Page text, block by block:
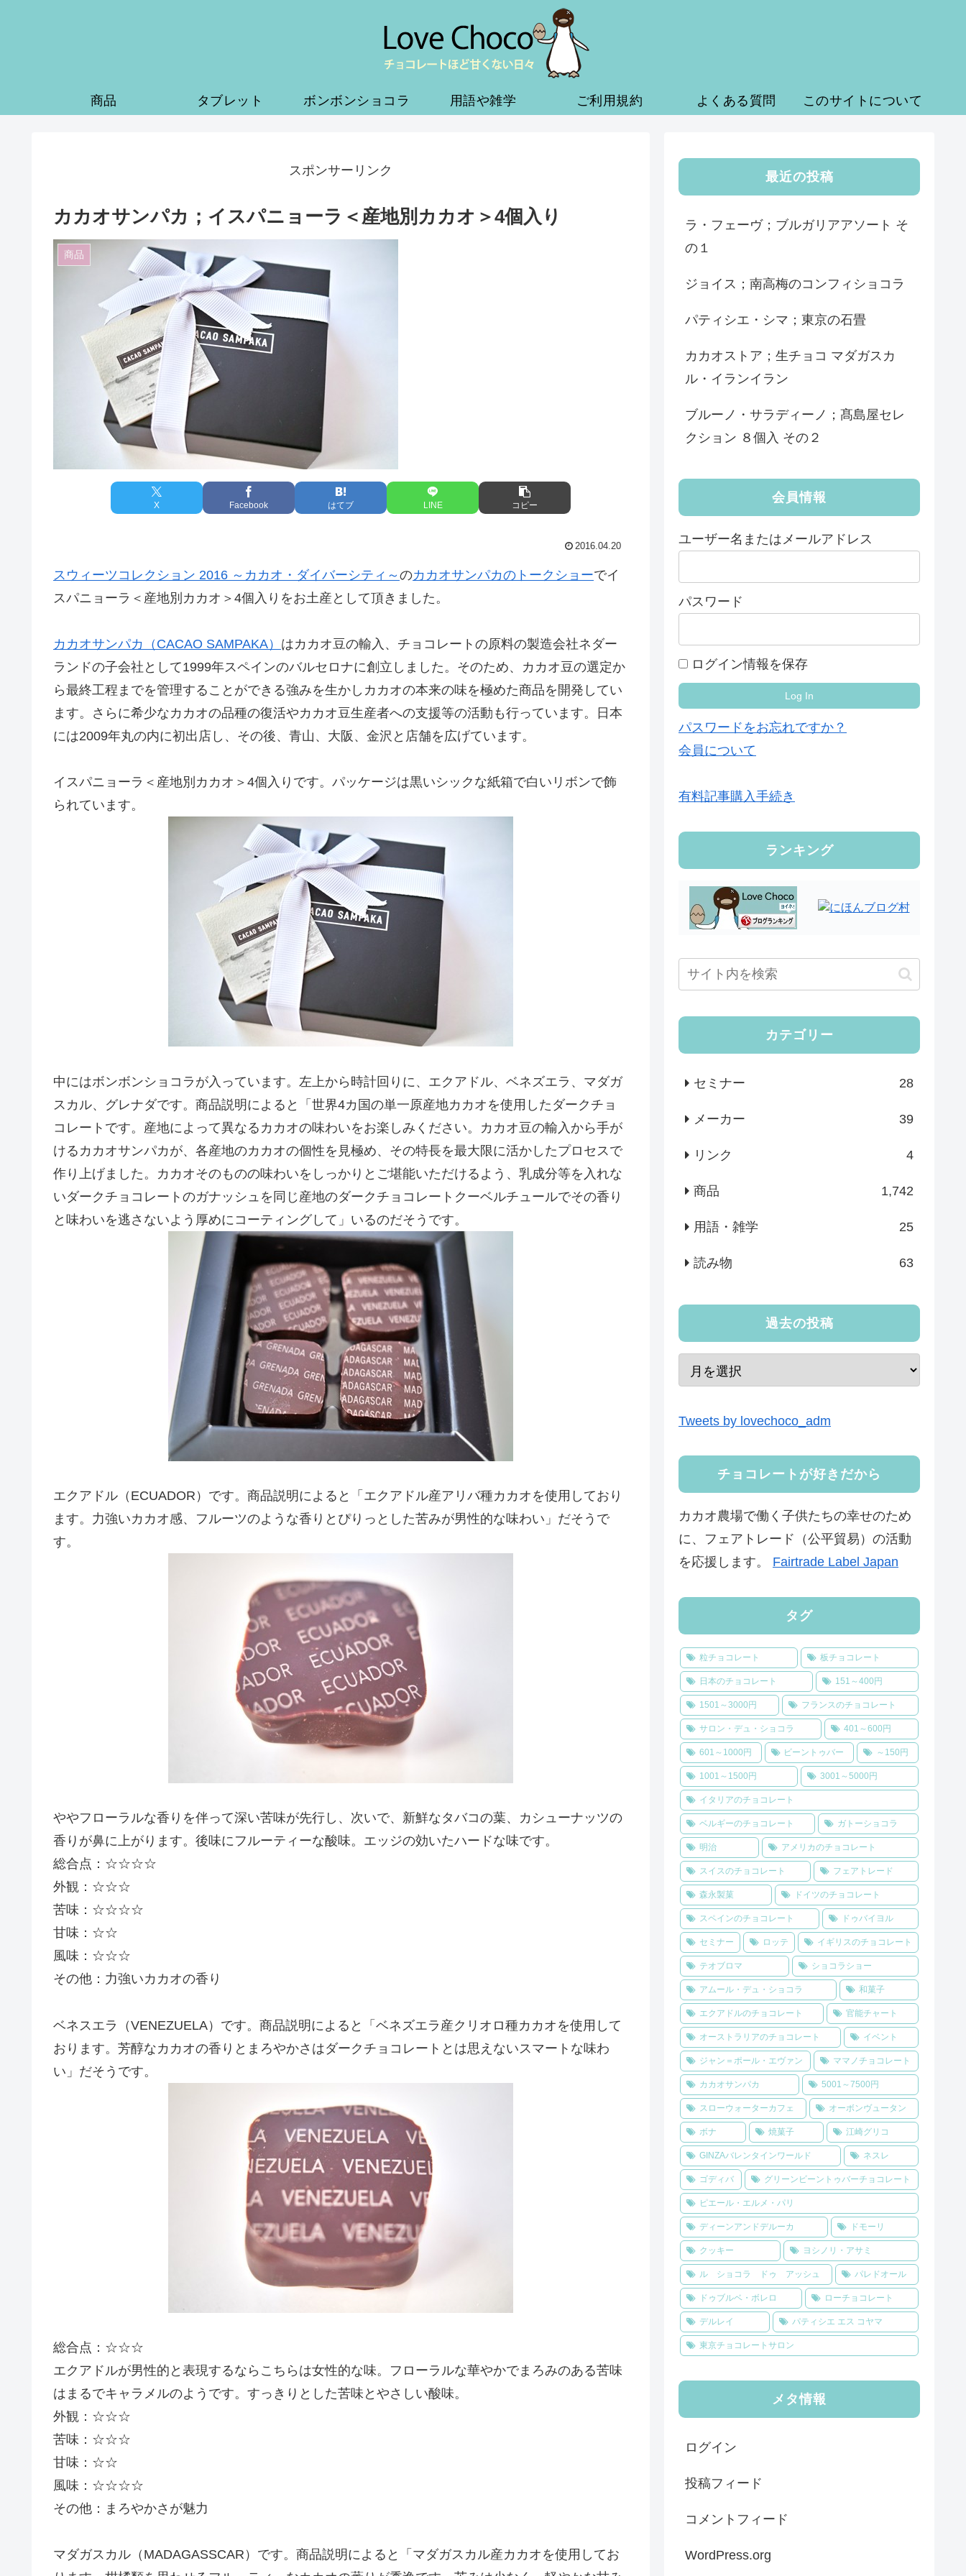
商品 タブレット ボンボンショコラ 用語や雑学 ご利用規約 よくある質問 このサイトについて
スポンサーリンク
カカオサンパカ；イスパニョーラ＜産地別カカオ＞4個入り
商品
X Facebook はてブ LINE コピー
2016.04.20
スウィーツコレクション 2016 ～カカオ・ダイバーシティ～ のカカオサンパカのトークショーでイ
スパニョーラ＜産地別カカオ＞4個入りをお土産として頂きました。
カカオサンパカ（CACAO SAMPAKA） はカカオ豆の輸入、チョコレートの原料の製造会社ネダー
ランドの子会社として1999年スペインのバルセロナに創立しました。そのため、カカオ豆の選定か
ら最終工程までを管理することができる強みを生かしカカオの本来の味を極めた商品を開発してい
ます。さらに希少なカカオの品種の復活やカカオ豆生産者への支援等の活動も行っています。日本
には2009年丸の内に初出店し、その後、青山、大阪、金沢と店舗を広げています。
イスパニョーラ＜産地別カカオ＞4個入りです。パッケージは黒いシックな紙箱で白いリボンで飾
られています。
中にはボンボンショコラが入っています。左上から時計回りに、エクアドル、ベネズエラ、マダガ
スカル、グレナダです。商品説明によると「世界4カ国の単一原産地カカオを使用したダークチョ
コレートです。産地によって異なるカカオの味わいをお楽しみください。カカオ豆の輸入から手が
けるカカオサンパカが、各産地のカカオの個性を見極め、その特長を最大限に活かしたプロセスで
作り上げました。カカオそのものの味わいをしっかりとご堪能いただけるよう、乳成分等を入れな
いダークチョコレートのガナッシュを同じ産地のダークチョコレートクーベルチュールでその香り
と味わいを逃さないよう厚めにコーティングして」いるのだそうです。
エクアドル（ECUADOR）です。商品説明によると「エクアドル産アリバ種カカオを使用しており
ます。力強いカカオ感、フルーツのような香りとぴりっとした苦みが男性的な味わい」だそうで
す。
ややフローラルな香りを伴って深い苦味が先行し、次いで、新鮮なタバコの葉、カシューナッツの
香りが鼻に上がります。後味にフルーティーな酸味。エッジの効いたハードな味です。
総合点：☆☆☆☆
外観：☆☆☆
苦味：☆☆☆☆
甘味：☆☆
風味：☆☆☆
その他：力強いカカオの香り
ベネスエラ（VENEZUELA）です。商品説明によると「ベネズエラ産クリオロ種カカオを使用して
おります。芳醇なカカオの香りとまろやかさはダークチョコレートとは思えないスマートな味わ
い」だそうです。
総合点：☆☆☆
エクアドルが男性的と表現するならこちらは女性的な味。フローラルな華やかでまろみのある苦味
はまるでキャラメルのようです。すっきりとした苦味とやさしい酸味。
外観：☆☆☆
苦味：☆☆☆
甘味：☆☆
風味：☆☆☆☆
その他：まろやかさが魅力
マダガスカル（MADAGASSCAR）です。商品説明によると「マダガスカル産カカオを使用してお
最近の投稿
ラ・フェーヴ；ブルガリアアソート そ
の１
ジョイス；南高梅のコンフィショコラ
パティシエ・シマ；東京の石畳
カカオストア；生チョコ マダガスカ
ル・イランイラン
ブルーノ・サラディーノ；髙島屋セレ
クション ８個入 その２
会員情報
ユーザー名またはメールアドレス
パスワード
ログイン情報を保存
パスワードをお忘れですか？
会員について
有料記事購入手続き
ランキング
カテゴリー
セミナー 28
メーカー 39
リンク 4
商品 1,742
用語・雑学 25
読み物 63
過去の投稿
Tweets by lovechoco_adm
チョコレートが好きだから
カカオ農場で働く子供たちの幸せのため
に、フェアトレード（公平貿易）の活動
を応援します。 Fairtrade Label Japan
タグ
粒チョコレート 板チョコレート
日本のチョコレート 151～400円
1501～3000円 フランスのチョコレート
サロン・デュ・ショコラ 401～600円
601～1000円 ビーントゥバー ～150円
1001～1500円 3001～5000円
イタリアのチョコレート
ベルギーのチョコレート ガトーショコラ
明治 アメリカのチョコレート
スイスのチョコレート フェアトレード
森永製菓 ドイツのチョコレート
スペインのチョコレート ドゥバイヨル
セミナー ロッテ イギリスのチョコレート
テオブロマ ショコラショー
アムール・デュ・ショコラ 和菓子
エクアドルのチョコレート 官能チャート
オーストラリアのチョコレート イベント
ジャン＝ポール・エヴァン ママノチョコレート
カカオサンパカ 5001～7500円
スローウォーターカフェ オーボンヴュータン
ボナ 焼菓子 江崎グリコ
GINZAバレンタインワールド ネスレ
ゴディバ グリーンビーントゥバーチョコレート
ピエール・エルメ・パリ
ディーンアンドデルーカ ドモーリ
クッキー ヨシノリ・アサミ
ル ショコラ ドゥ アッシュ パレドオール
ドゥブルベ・ボレロ ローチョコレート
デルレイ パティシエ エス コヤマ
東京チョコレートサロン
メタ情報
ログイン
投稿フィード
コメントフィード
WordPress.org